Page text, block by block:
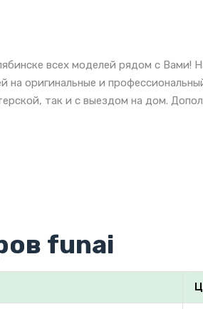
всех моделей рядом с Вами!
на оригинальные и
так и с выездом на дом.
funai